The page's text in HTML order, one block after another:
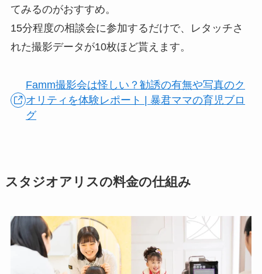
てみるのがおすすめ。
15分程度の相談会に参加するだけで、レタッチさ
れた撮影データが10枚ほど貰えます。
Famm撮影会は怪しい？勧誘の有無や写真のク
オリティを体験レポート | 暴君ママの育児ブロ
グ
スタジオアリスの料金の仕組み